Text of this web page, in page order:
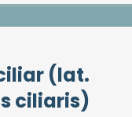
(lat.
ciliaris)